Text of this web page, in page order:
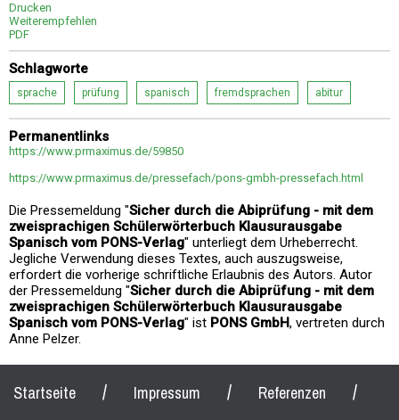
Drucken
Weiterempfehlen
PDF
Schlagworte
sprache prüfung spanisch fremdsprachen abitur
Permanentlinks
https://www.prmaximus.de/59850
https://www.prmaximus.de/pressefach/pons-gmbh-pressefach.html
Die Pressemeldung "Sicher durch die Abiprüfung - mit dem
zweisprachigen Schülerwörterbuch Klausurausgabe
Spanisch vom PONS-Verlag" unterliegt dem Urheberrecht.
Jegliche Verwendung dieses Textes, auch auszugsweise,
erfordert die vorherige schriftliche Erlaubnis des Autors. Autor
der Pressemeldung "Sicher durch die Abiprüfung - mit dem
zweisprachigen Schülerwörterbuch Klausurausgabe
Spanisch vom PONS-Verlag" ist PONS GmbH, vertreten durch
Anne Pelzer.
Startseite / Impressum / Referenzen /